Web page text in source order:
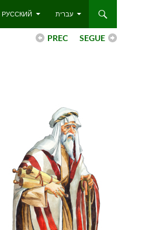
РУССКИЙ עברית
SEGUE
PREC